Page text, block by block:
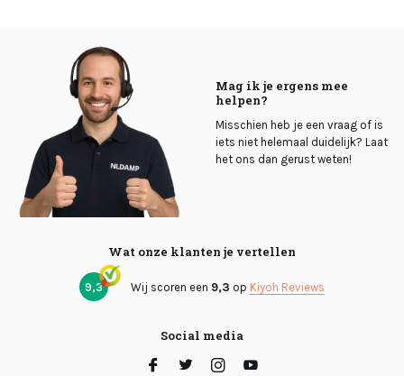
Mag ik je ergens mee
helpen?
Misschien heb je een vraag of is
iets niet helemaal duidelijk? Laat
het ons dan gerust weten!
Wat onze klanten je vertellen
9,3 Wij scoren een 9,3 op Kiyoh Reviews
Social media